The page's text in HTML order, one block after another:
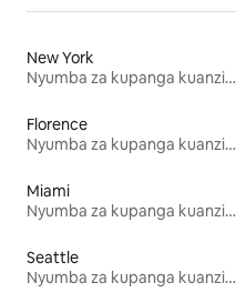
New York
Nyumba za kupanga kuanzia mwezi mmoja
Florence
Nyumba za kupanga kuanzia mwezi mmoja
Miami
Nyumba za kupanga kuanzia mwezi mmoja
Seattle
Nyumba za kupanga kuanzia mwezi mmoja